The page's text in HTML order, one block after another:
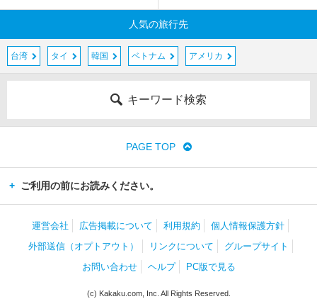
人気の旅行先
台湾 タイ 韓国 ベトナム アメリカ
キーワード検索
PAGE TOP
ご利用の前にお読みください。
運営会社 広告掲載について 利用規約
個人情報保護方針
外部送信（オプトアウト）
リンクについて
グループサイト
お問い合わせ
ヘルプ PC版で見る
(c) Kakaku.com, Inc. All Rights Reserved.